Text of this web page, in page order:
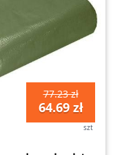
77.23 zł
64.69 zł
szt